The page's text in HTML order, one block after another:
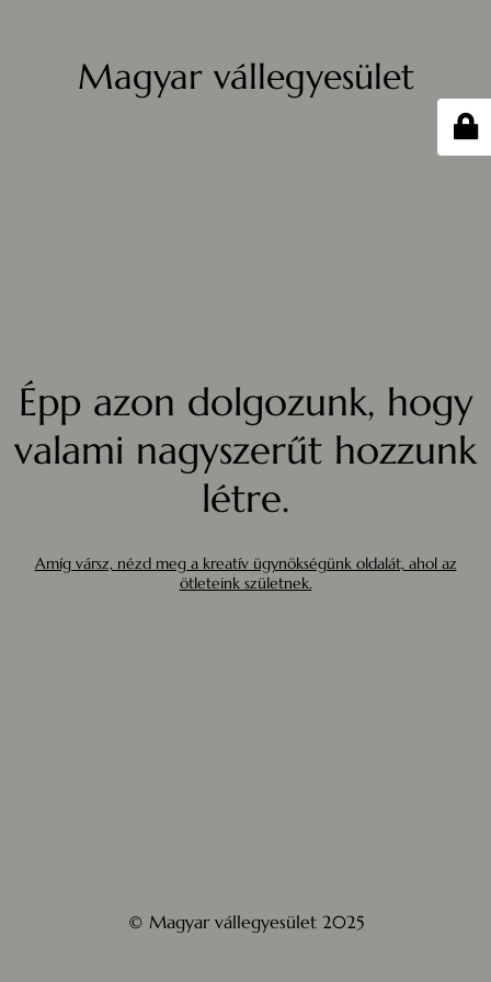
Magyar vállegyesület
Épp azon dolgozunk, hogy
valami nagyszerűt hozzunk
létre.
Amíg vársz, nézd meg a kreatív ügynökségünk oldalát, ahol az
ötleteink születnek.
© Magyar vállegyesület 2025